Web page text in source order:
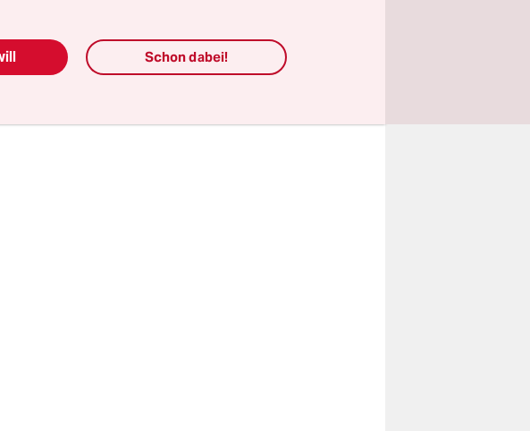
Stegner und Aydan
Parlament, sowie 20Schon dabei!